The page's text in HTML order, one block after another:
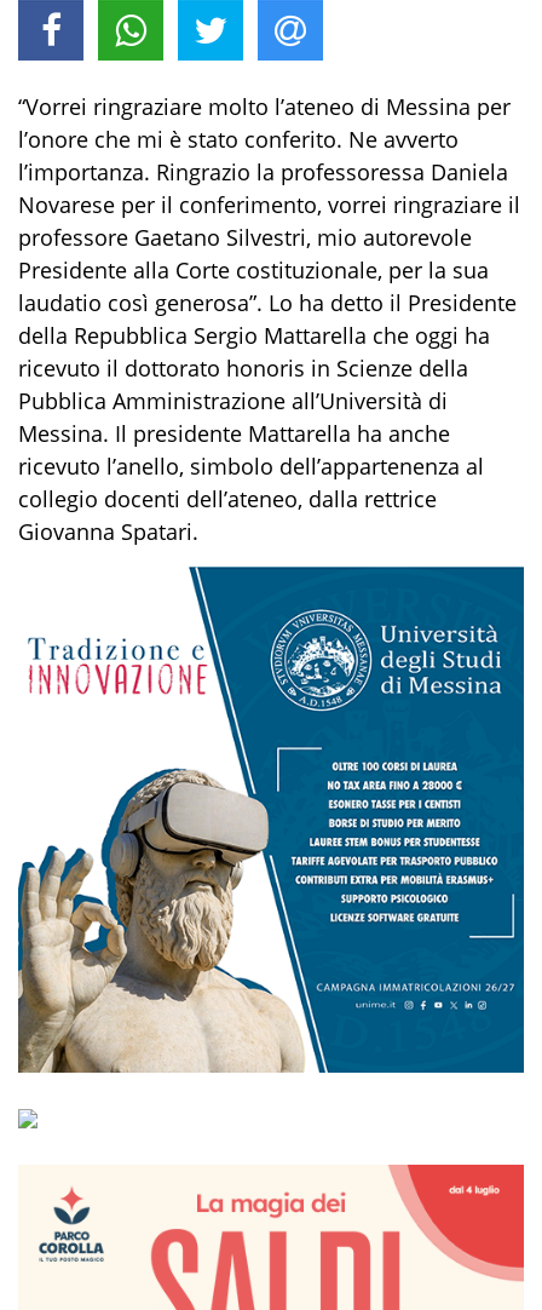
“Vorrei ringraziare molto l’ateneo di Messina per
l’onore che mi è stato conferito. Ne avverto
l’importanza. Ringrazio la professoressa Daniela
Novarese per il conferimento, vorrei ringraziare il
professore Gaetano Silvestri, mio autorevole
Presidente alla Corte costituzionale, per la sua
laudatio così generosa”. Lo ha detto il Presidente
della Repubblica Sergio Mattarella che oggi ha
ricevuto il dottorato honoris in Scienze della
Pubblica Amministrazione all’Università di
Messina. Il presidente Mattarella ha anche
ricevuto l’anello, simbolo dell’appartenenza al
collegio docenti dell’ateneo, dalla rettrice
Giovanna Spatari.